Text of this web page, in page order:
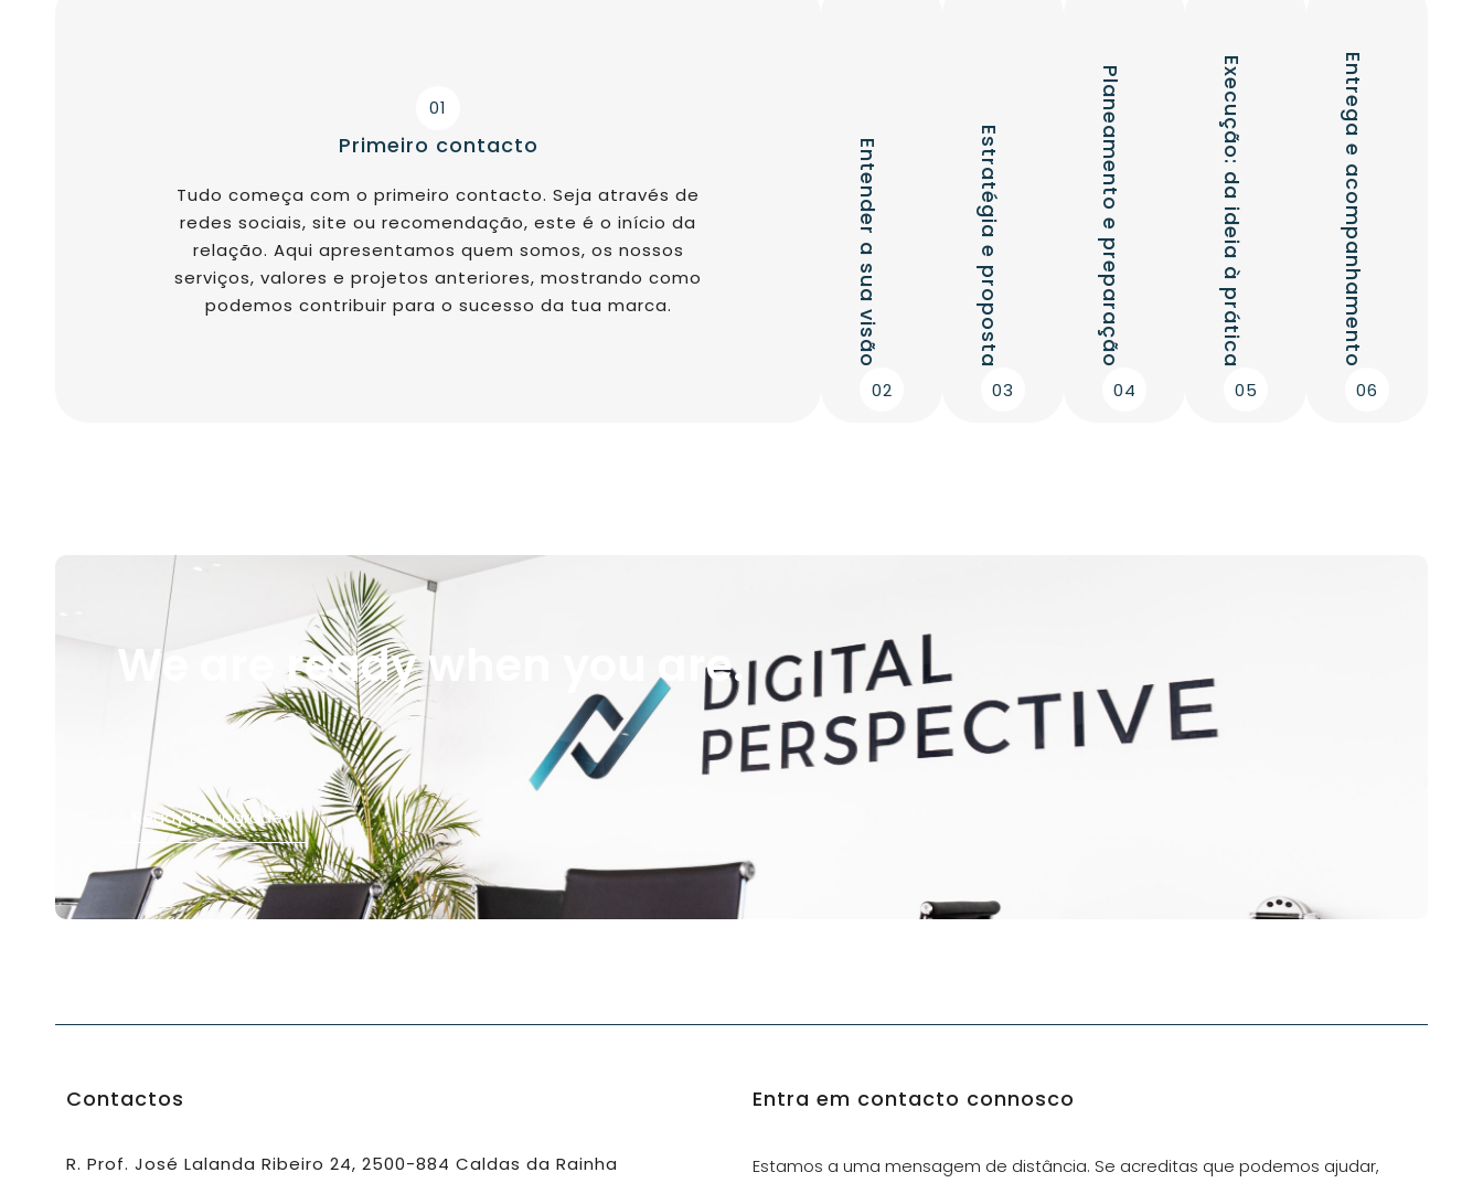
01
Primeiro contacto
Tudo começa com o primeiro contacto. Seja através de
redes sociais, site ou recomendação, este é o início da
relação. Aqui apresentamos quem somos, os nossos
serviços, valores e projetos anteriores, mostrando como
podemos contribuir para o sucesso da tua marca.
02
Entender a sua visão
03
Estratégia e proposta
04
Planeamento e preparação
05
Execução: da ideia à prática
06
Entrega e acompanhamento
We are ready when you are.
Ready to upgrade?
Contactos
R. Prof. José Lalanda Ribeiro 24, 2500-884 Caldas da Rainha
Entra em contacto connosco
Estamos a uma mensagem de distância. Se acreditas que podemos ajudar,